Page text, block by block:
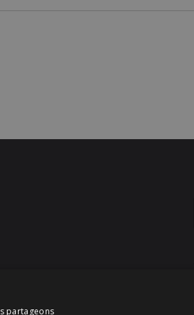
partageons